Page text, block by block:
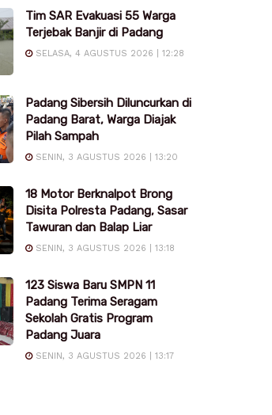
Tim SAR Evakuasi 55 Warga
Terjebak Banjir di Padang
SELASA, 4 AGUSTUS 2026 | 12:28
Padang Sibersih Diluncurkan di
Padang Barat, Warga Diajak
Pilah Sampah
SENIN, 3 AGUSTUS 2026 | 13:20
18 Motor Berknalpot Brong
Disita Polresta Padang, Sasar
Tawuran dan Balap Liar
SENIN, 3 AGUSTUS 2026 | 13:18
123 Siswa Baru SMPN 11
Padang Terima Seragam
Sekolah Gratis Program
Padang Juara
SENIN, 3 AGUSTUS 2026 | 13:17